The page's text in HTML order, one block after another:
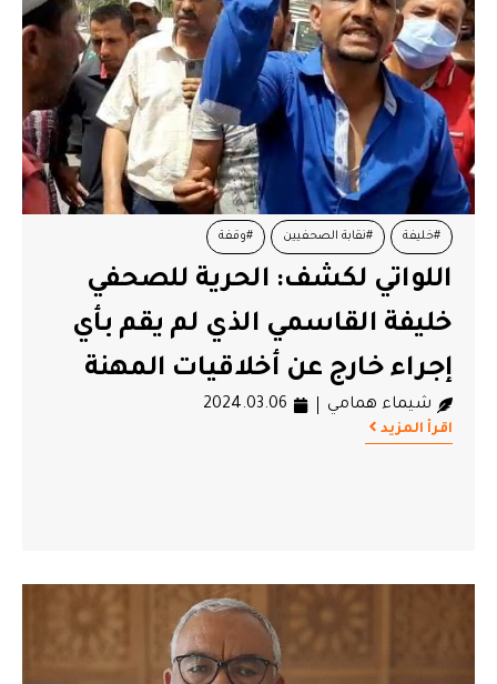
#خليفة #نقابة الصحفيين #وقفة
اللواتي لكشف: الحرية للصحفي
خليفة القاسمي الذي لم يقم بأي
إجراء خارج عن أخلاقيات المهنة
شيماء همامي 2024.03.06
اقرأ المزيد